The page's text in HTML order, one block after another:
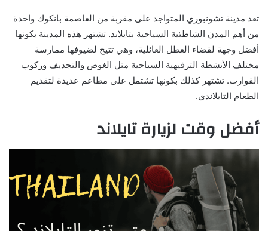
تعد مدينة تشونبوري المتواجد على مقربة من العاصمة بانكوك واحدة
من أهم المدن الشاطئية السياحية بتايلاند. تشتهر هذه المدينة بكونها
أفضل وجهة لقضاء العطل العائلية، وهي تتيح لضيوفها ممارسة
مختلف الأنشطة الترفيهية السياحية مثل الغوص والتجديف وركوب
القوارب. تشتهر كذلك بكونها تشتمل على مطاعم عديدة لتقديم
الطعام التايلاندي.
أفضل وقت لزيارة تايلاند